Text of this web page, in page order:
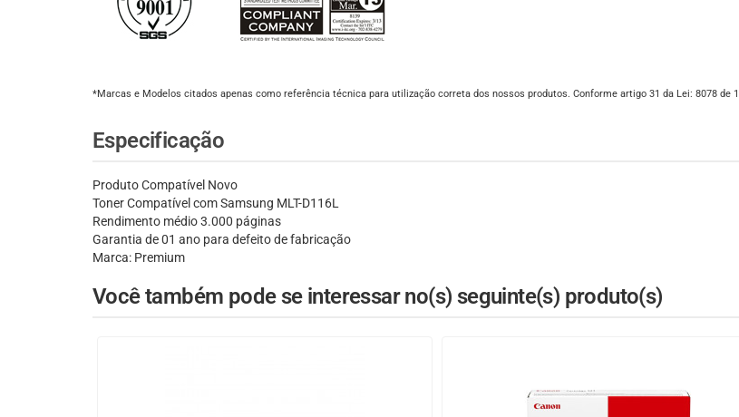
*Marcas e Modelos citados apenas como referência técnica para utilização correta dos nossos produtos. Conforme artigo 31 da Lei: 8078 de
Especificação
Produto Compatível Novo
Toner Compatível com Samsung MLT-D116L
Rendimento médio 3.000 páginas
Garantia de 01 ano para defeito de fabricação
Marca: Premium
Você também pode se interessar no(s) seguinte(s) produto(s)